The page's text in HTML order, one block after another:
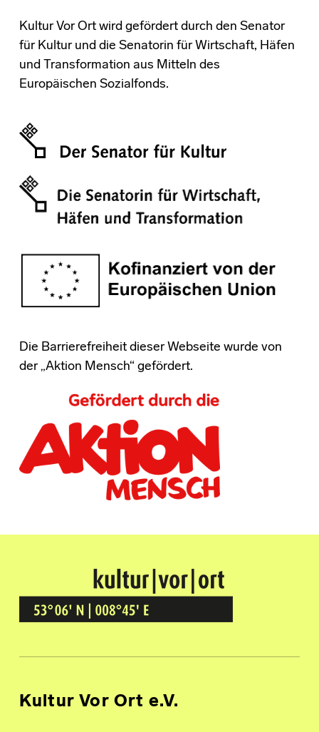
Kultur Vor Ort wird gefördert durch den Senator
für Kultur und die Senatorin für Wirtschaft, Häfen
und Transformation aus Mitteln des
Europäischen Sozialfonds.
Die Barrierefreiheit dieser Webseite wurde von
der „Aktion Mensch“ gefördert.
Kultur Vor Ort
BREMEN GRÖPELINGEN
Kultur Vor Ort e.V.